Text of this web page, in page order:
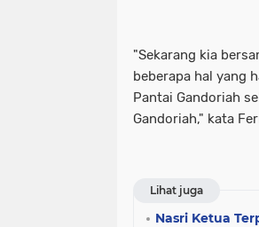
"Sekarang kia
beberapa hal yang
Pantai Gandoriah
Gandoriah," kata
Lihat juga
Nasri Ketua